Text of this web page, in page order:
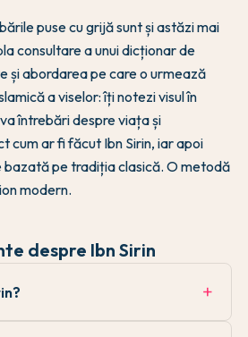
puse cu grijă sunt și astăzi mai
consultare a unui dicționar de
și abordarea pe care o urmează
a viselor: îți notezi visul în
întrebări despre viața și
cum ar fi făcut Ibn Sirin, iar apoi
pe tradiția clasică. O metodă
modern.
despre Ibn Sirin